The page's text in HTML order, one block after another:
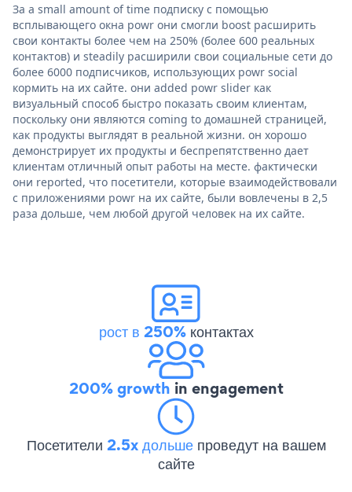
За a small amount of time подписку с помощью
всплывающего окна powr они смогли boost расширить
свои контакты более чем на 250% (более 600 реальных
контактов) и steadily расширили свои социальные сети до
более 6000 подписчиков, использующих powr social
кормить на их сайте. они added powr slider как
визуальный способ быстро показать своим клиентам,
поскольку они являются coming to домашней страницей,
как продукты выглядят в реальной жизни. он хорошо
демонстрирует их продукты и беспрепятственно дает
клиентам отличный опыт работы на месте. фактически
они reported, что посетители, которые взаимодействовали
с приложениями powr на их сайте, были вовлечены в 2,5
раза дольше, чем любой другой человек на их сайте.
рост в 250%контактах
200% growth in engagement
Посетители 2.5x дольше проведут на вашем
сайте